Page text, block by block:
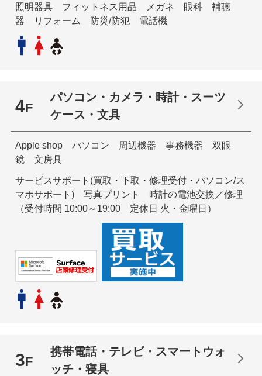
照明器具 フィットネス用品 メガネ 眼科 補聴
器 リフォーム 防災/防犯 電話機
4F
パソコン・カメラ・時計・スーツ
ケース・文具
Apple shop パソコン 周辺機器 事務機器 双眼
鏡 文房具
サービスサポート(買取・下取・修理受付・パソコン/ス
マホサポート) 写真プリント 時計の電池交換／修理
（受付時間 10:00～19:00 定休日 火・金曜日）
3F
携帯電話・テレビ・スマートウォ
ッチ・寝具